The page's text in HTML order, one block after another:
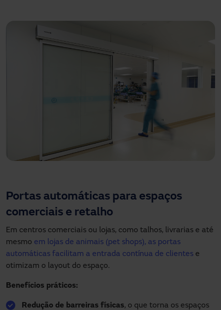
Portas automáticas para espaços
comerciais e retalho
Em centros comerciais ou lojas, como talhos, livrarias e até
mesmo em lojas de animais (pet shops), as portas
automáticas facilitam a entrada contínua de clientes e
otimizam o layout do espaço.
Benefícios práticos:
Redução de barreiras físicas, o que torna os espaços